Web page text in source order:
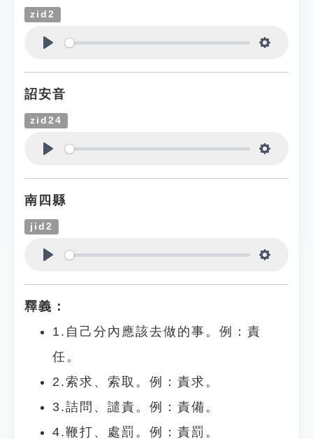
zid2
詔安音
zid24
南四縣
jid2
釋義：
1.自己分內應該去做的事。例：責
任。
2.索求、索取。例：責求。
3.詰問、譴責。例：責備。
4.鞭打、處罰。例：責罰。